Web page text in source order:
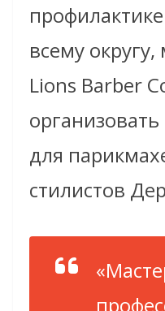
всему
Lions Barber
для
стилистов